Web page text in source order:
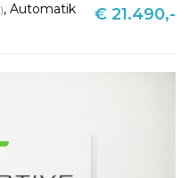
, Automatik
€ 21.490,-